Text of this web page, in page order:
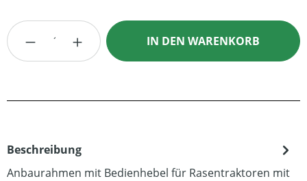
Produkt Anzahl: Gib den gewünschten
IN DEN WARENKORB
Beschreibung
Anbaurahmen mit Bedienhebel für Rasentraktoren mit